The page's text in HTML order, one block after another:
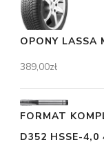
OPONY LASSA
389,00zł
FORMAT
D352 HSSE-4,0